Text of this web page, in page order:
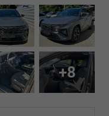
+8